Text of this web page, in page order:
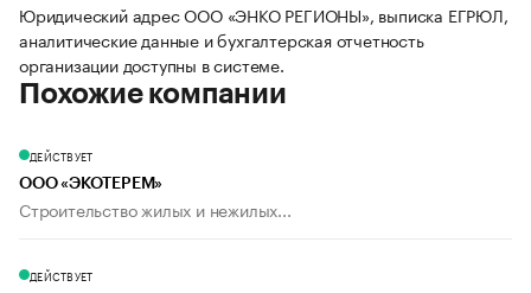
Юридический адрес ООО «ЭНКО РЕГИОНЫ», выписка ЕГРЮЛ,
аналитические данные и бухгалтерская отчетность
организации доступны в системе.
Похожие компании
ДЕЙСТВУЕТ
ООО «ЭКОТЕРЕМ»
Строительство жилых и нежилых...
ДЕЙСТВУЕТ